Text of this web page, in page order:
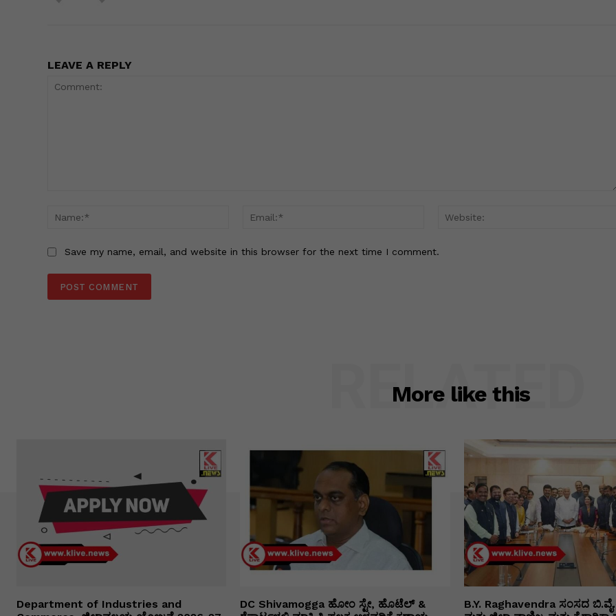
LEAVE A REPLY
Name:*
Email:*
Save my name, email, and website in this browser for the next time I comment.
More like this
RELATED
Department of Industries and
DC Shivamogga ಹೋಂ ಸ್ಟೇ, ಹೊಟೆಲ್ &
B.Y. Raghavendra ಸಂಸದ